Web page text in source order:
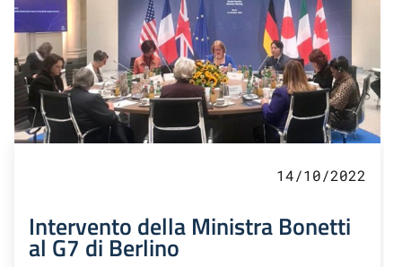
14/10/2022
Intervento della Ministra Bonetti
al G7 di Berlino